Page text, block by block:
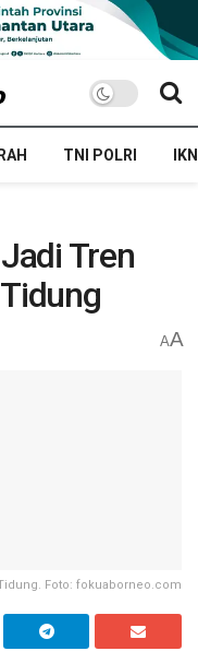
TNI POLRI IKN
Tren
AA
Foto: fokuaborneo.com